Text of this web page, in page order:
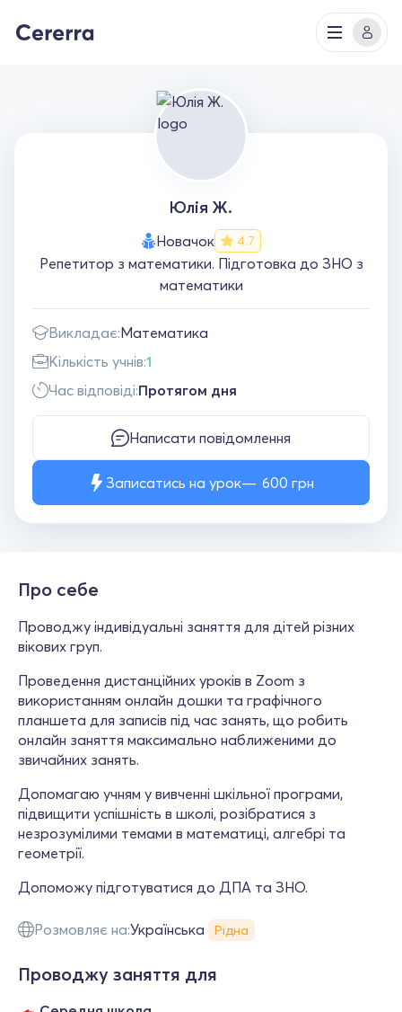
Юлія Ж.
Новачок 4.7
Репетитор з математики. Підготовка до ЗНО з
математики
Викладає:Математика
Кількість учнів:1
Час відповіді:Протягом дня
Написати повідомлення
Записатись на урок 600 грн
Про себе
Проводжу індивідуальні заняття для дітей різних
вікових груп.
Проведення дистанційних уроків в Zoom з
використанням онлайн дошки та графічного
планшета для записів під час занять, що робить
онлайн заняття максимально наближеними до
звичайних занять.
Допомагаю учням у вивченні шкільної програми,
підвищити успішність в школі, розібратися з
незрозумілими темами в математиці, алгебрі та
геометрії.
Допоможу підготуватися до ДПА та ЗНО.
Розмовляє на:Українська Рідна
Проводжу заняття для